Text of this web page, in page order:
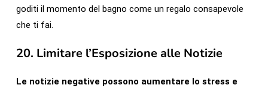
goditi il momento del bagno come un regalo consapevole
che ti fai.
20. Limitare l’Esposizione alle Notizie
Le notizie negative possono aumentare lo stress e